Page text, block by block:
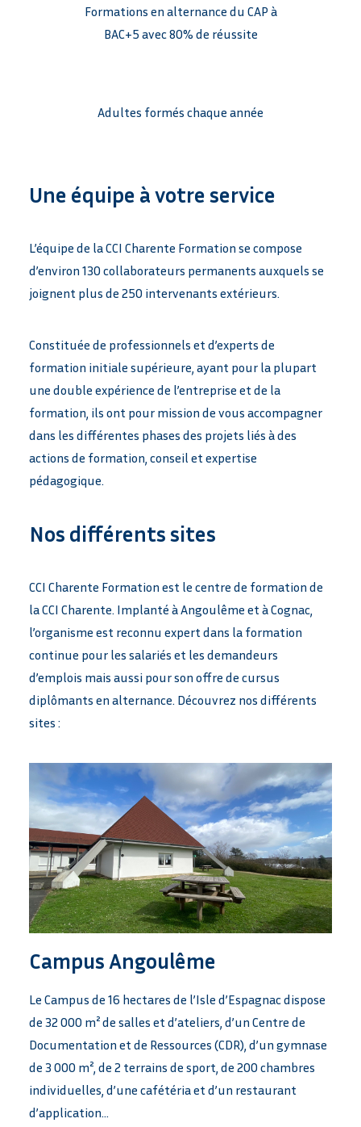
Formations en alternance du CAP à
BAC+5 avec 80% de réussite
Adultes formés chaque année
Une équipe à votre service
L’équipe de la CCI Charente Formation se compose
d’environ 130 collaborateurs permanents auxquels se
joignent plus de 250 intervenants extérieurs.
Constituée de professionnels et d’experts de
formation initiale supérieure, ayant pour la plupart
une double expérience de l’entreprise et de la
formation, ils ont pour mission de vous accompagner
dans les différentes phases des projets liés à des
actions de formation, conseil et expertise
pédagogique.
Nos différents sites
CCI Charente Formation est le centre de formation de
la CCI Charente. Implanté à Angoulême et à Cognac,
l’organisme est reconnu expert dans la formation
continue pour les salariés et les demandeurs
d’emplois mais aussi pour son offre de cursus
diplômants en alternance. Découvrez nos différents
sites :
Campus Angoulême
Le Campus de 16 hectares de l’Isle d’Espagnac dispose
de 32 000 m² de salles et d’ateliers, d’un Centre de
Documentation et de Ressources (CDR), d’un gymnase
de 3 000 m², de 2 terrains de sport, de 200 chambres
individuelles, d’une cafétéria et d’un restaurant
d’application…